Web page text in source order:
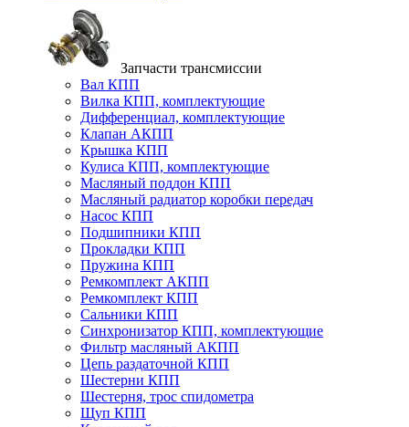
Запчасти трансмиссии
Вал КПП
Вилка КПП, комплектующие
Дифференциал, комплектующие
Клапан АКПП
Крышка КПП
Кулиса КПП, комплектующие
Масляный поддон КПП
Масляный радиатор коробки передач
Насос КПП
Подшипники КПП
Прокладки КПП
Пружина КПП
Ремкомплект АКПП
Ремкомплект КПП
Сальники КПП
Синхронизатор КПП, комплектующие
Фильтр масляный АКПП
Цепь раздаточной КПП
Шестерни КПП
Шестерня, трос спидометра
Щуп КПП